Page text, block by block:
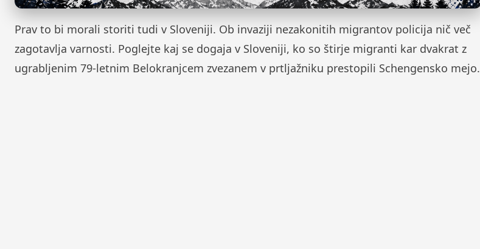
Prav to bi morali storiti tudi v Sloveniji. Ob invaziji nezakonitih migrantov policija nič več
zagotavlja varnosti. Poglejte kaj se dogaja v Sloveniji, ko so štirje migranti kar dvakrat z
ugrabljenim 79-letnim Belokranjcem zvezanem v prtljažniku prestopili Schengensko mejo.